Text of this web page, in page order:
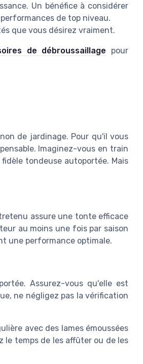
Un bénéfice à considérer
de top niveau.
que vous désirez vraiment.
de débroussaillage pour
de jardinage. Pour qu'il vous
Imaginez-vous en train
tondeuse autoportée. Mais
assure une tonte efficace
au moins une fois par saison
une performance optimale.
Assurez-vous qu'elle est
ne négligez pas la vérification
avec des lames émoussées
le temps de les affûter ou de les